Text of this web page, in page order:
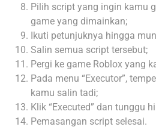
Pilih script yang ingin kamu
game yang dimainkan;
Ikuti petunjuknya hingga
Salin semua script tersebut;
Pergi ke game Roblox yang
Pada menu “Executor”,
kamu salin tadi;
Klik “Executed” dan tunggu
Pemasangan script selesai.